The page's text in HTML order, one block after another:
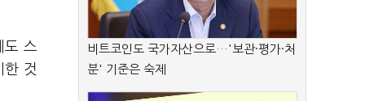
도 스
한 것
비트코인도 국가자산으로…'보관·평가·처
분' 기준은 숙제